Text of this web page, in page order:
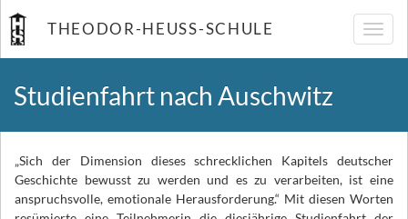
THEODOR-HEUSS-SCHULE
Studienfahrt nach Auschwitz
„Sich der Dimension dieses schrecklichen Kapitels deutscher
Geschichte bewusst zu werden und es zu verarbeiten, ist eine
anspruchsvolle, emotionale Herausforderung.“ Mit diesen Worten